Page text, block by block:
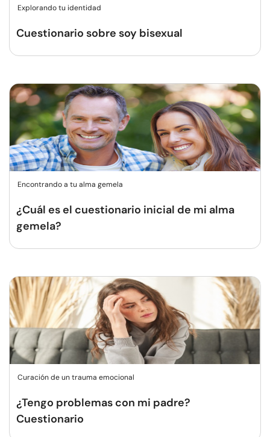
Explorando tu identidad
Cuestionario sobre soy bisexual
Encontrando a tu alma gemela
¿Cuál es el cuestionario inicial de mi alma
gemela?
Curación de un trauma emocional
¿Tengo problemas con mi padre?
Cuestionario